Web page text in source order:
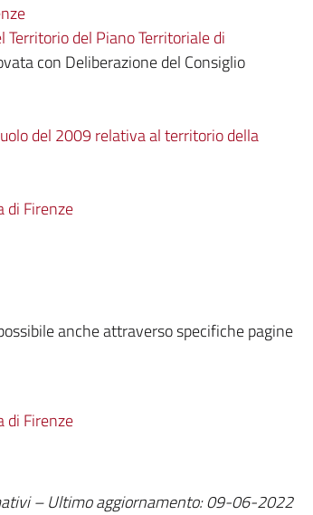
del Piano Territoriale di
con Deliberazione del Consiglio
del 2009 relativa al territorio della
di Firenze
anche attraverso specifiche pagine
di Firenze
– Ultimo aggiornamento: 09-06-2022